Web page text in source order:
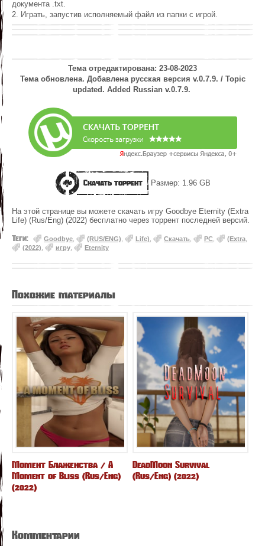
документа .txt.
2. Играть, запустив исполняемый файл из папки с игрой.
Тема отредактирована: 23-08-2023
Тема обновлена. Добавлена русская версия v.0.7.9. / Topic
updated. Added Russian v.0.7.9.
Скачать торрент Размер: 1.96 GB
На этой странице вы можете скачать игру Goodbye Eternity (Extra
Life) (Rus/Eng) (2022) бесплатно через торрент последней версий.
Теги: Goodbye (RUS/ENG) Life) Скачать PC (Extra
(2022)
игру Eternity
Похожие материалы
Момент Блаженства / A
Moment of Bliss (Rus/Eng)
(2022)
DeadMoon Survival
(Rus/Eng) (2022)
Комментарии